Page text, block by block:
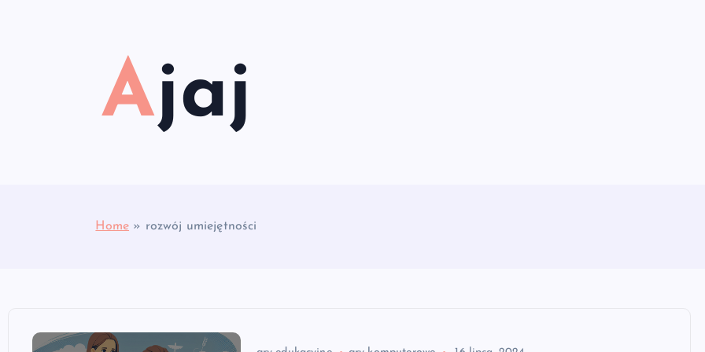
Ajaj
Home » rozwój umiejętności